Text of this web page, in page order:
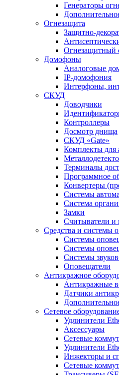
Генераторы
Огнезащита
Защитно-
Огнезащитный
Домофоны
Аналоговые
IP-домофония
Интерфоны,
СКУД
Доводчики
Контроллеры
Досмотр днища
СКУД «Gate»
Комплекты для
Терминалы
Программное
Конвертеры
Системы
Система
Замки
Считыватели и
Средства и системы
Системы
Системы
Системы
Оповещатели
Антикражное
Антикражные
Датчики
Сетевое
Удлинители
Аксессуары
Сетевые
Удлинители
Инжекторы и
Сетевые